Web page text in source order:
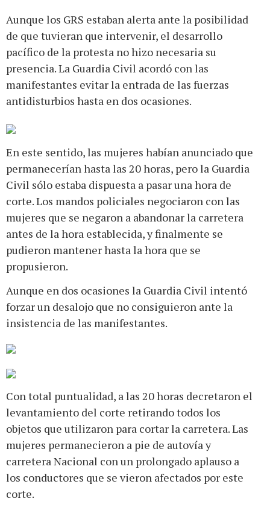
Aunque los GRS estaban alerta ante la posibilidad
de que tuvieran que intervenir, el desarrollo
pacífico de la protesta no hizo necesaria su
presencia. La Guardia Civil acordó con las
manifestantes evitar la entrada de las fuerzas
antidisturbios hasta en dos ocasiones.
En este sentido, las mujeres habían anunciado que
permanecerían hasta las 20 horas, pero la Guardia
Civil sólo estaba dispuesta a pasar una hora de
corte. Los mandos policiales negociaron con las
mujeres que se negaron a abandonar la carretera
antes de la hora establecida, y finalmente se
pudieron mantener hasta la hora que se
propusieron.
Aunque en dos ocasiones la Guardia Civil intentó
forzar un desalojo que no consiguieron ante la
insistencia de las manifestantes.
Con total puntualidad, a las 20 horas decretaron el
levantamiento del corte retirando todos los
objetos que utilizaron para cortar la carretera. Las
mujeres permanecieron a pie de autovía y
carretera Nacional con un prolongado aplauso a
los conductores que se vieron afectados por este
corte.